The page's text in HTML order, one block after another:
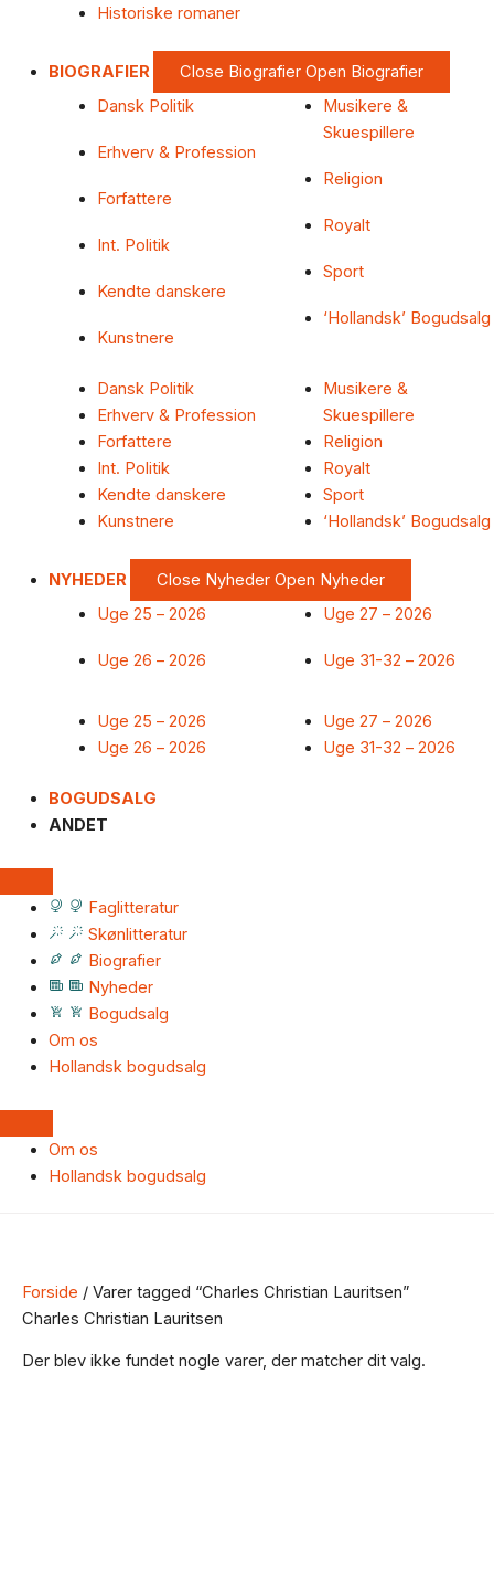
Historiske romaner
BIOGRAFIER Close Biografier Open Biografier
Dansk Politik
Erhverv & Profession
Forfattere
Int. Politik
Kendte danskere
Kunstnere
Musikere &
Skuespillere
Religion
Royalt
Sport
‘Hollandsk’ Bogudsalg
Dansk Politik
Erhverv & Profession
Forfattere
Int. Politik
Kendte danskere
Kunstnere
Musikere &
Skuespillere
Religion
Royalt
Sport
‘Hollandsk’ Bogudsalg
NYHEDER Close Nyheder Open Nyheder
Uge 25 – 2026
Uge 26 – 2026
Uge 27 – 2026
Uge 31-32 – 2026
Uge 25 – 2026
Uge 26 – 2026
Uge 27 – 2026
Uge 31-32 – 2026
BOGUDSALG
ANDET
Faglitteratur
Skønlitteratur
Biografier
Nyheder
Bogudsalg
Om os
Hollandsk bogudsalg
Om os
Hollandsk bogudsalg
Forside / Varer tagged “Charles Christian Lauritsen”
Charles Christian Lauritsen
Der blev ikke fundet nogle varer, der matcher dit valg.